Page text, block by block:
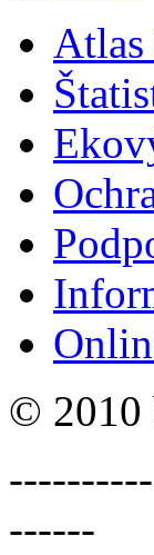
Atlas
© 2010
------